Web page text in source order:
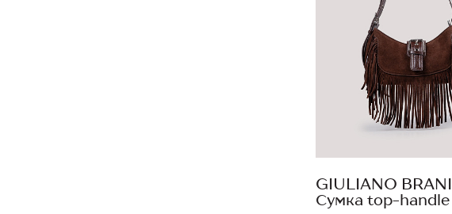
GIULIANO BRANI
Сумка top-handle